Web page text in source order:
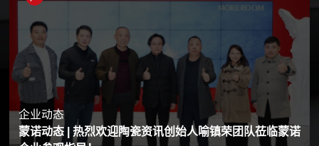
企业动态
蒙诺动态 | 热烈欢迎陶瓷资讯创始人喻镇荣团队莅临蒙诺